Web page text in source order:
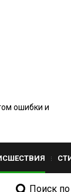
ошибки и
Поиск по